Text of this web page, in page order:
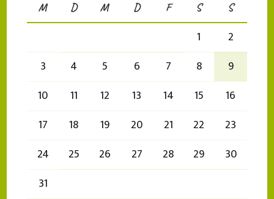
M D M D F S S
1
2
3
4 5 6 7 8
9
10
11 12 13 14 15
16
17
18 19 20 21 22
23
24
25 26 27 28 29
30
31